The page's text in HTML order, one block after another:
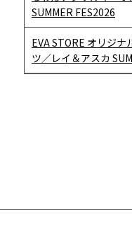
SUMMER FES2026
EVA STORE オリジ
ツ／レイ＆アスカ